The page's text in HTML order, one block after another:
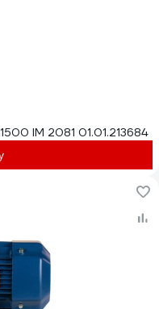
IM 2081 01.01.213684